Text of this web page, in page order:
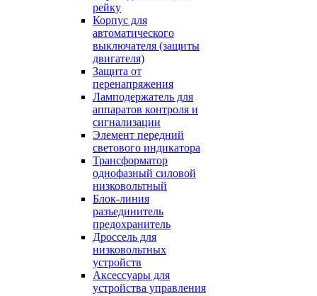
рейку
Корпус для
автоматического
выключателя (защиты
двигателя)
Защита от
перенапряжения
Ламподержатель для
аппаратов контроля и
сигнализации
Элемент передний
светового индикатора
Трансформатор
однофазный силовой
низковольтный
Блок-линия
разъединитель
предохранитель
Дроссель для
низковольтных
устройств
Аксессуары для
устройства управления